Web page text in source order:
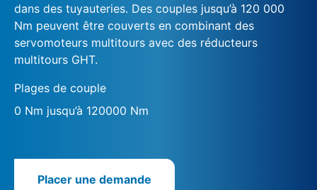
dans des tuyauteries. Des couples jusqu’à 120 000
Nm peuvent être couverts en combinant des
servomoteurs multitours avec des réducteurs
multitours GHT.
Plages de couple
0 Nm jusqu’à 120000 Nm
Placer une demande